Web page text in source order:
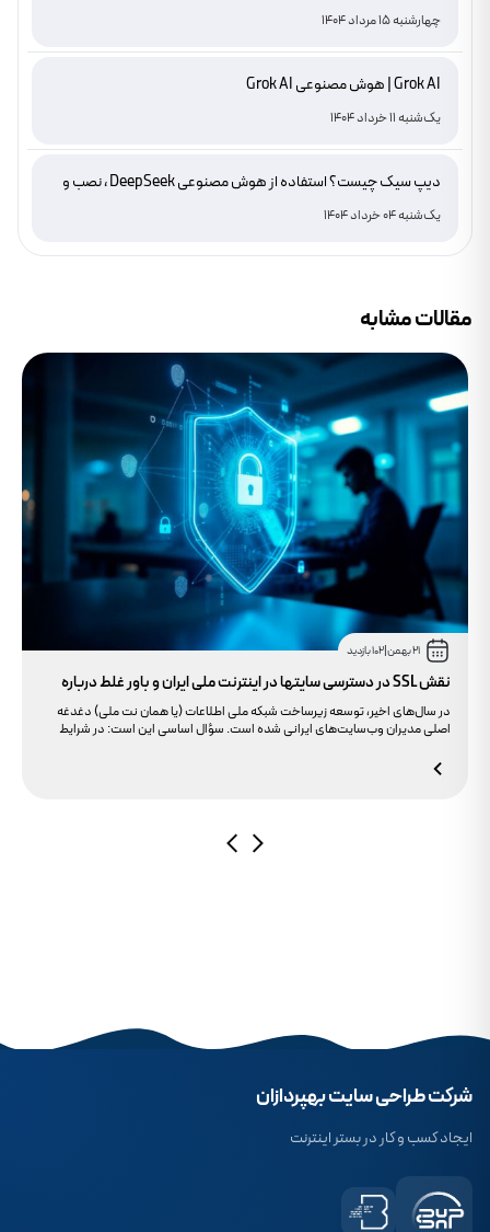
چهارشنبه 15 مرداد 1404
Grok AI | هوش مصنوعی Grok AI
یک‌شنبه 11 خرداد 1404
دیپ سیک چیست؟ استفاده از هوش مصنوعی DeepSeek ، نصب و
دانلود
یک‌شنبه 04 خرداد 1404
مقالات مشابه
21 بهمن |102 بازدید
نقش SSL در دسترسی سایتها در اینترنت ملی ایران و باور غلط درباره
دامنه های IR
در سال‌های اخیر، توسعه زیرساخت شبکه ملی اطلاعات (یا همان نت ملی) دغدغه
اصلی مدیران وب‌سایت‌های ایرانی شده است. سؤال اساسی این است: در شرایط
شرکت طراحی سایت بهپردازان
ایجاد کسب و کار در بستر اینترنت